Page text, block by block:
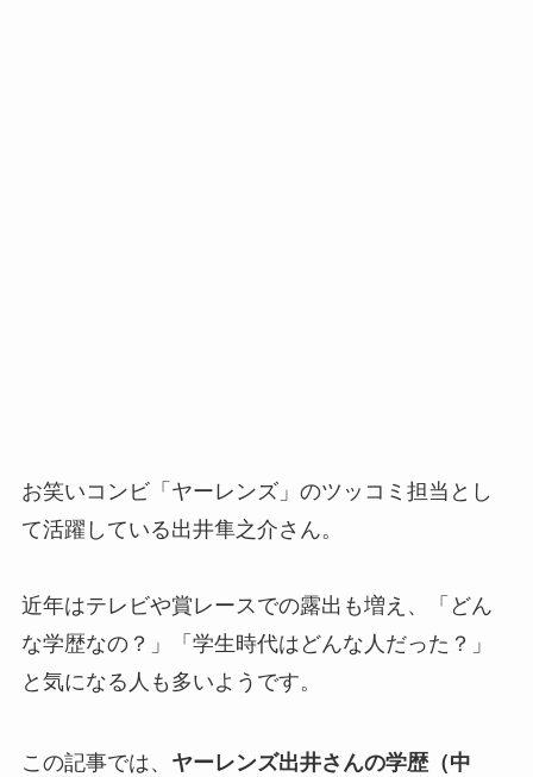
お笑いコンビ「ヤーレンズ」のツッコミ担当とし
て活躍している出井隼之介さん。
近年はテレビや賞レースでの露出も増え、「どん
な学歴なの？」「学生時代はどんな人だった？」
と気になる人も多いようです。
この記事では、 ヤーレンズ出井さんの学歴（中